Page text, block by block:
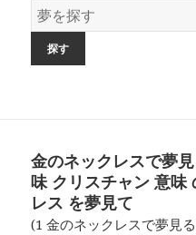
夢
の
金のネックレスで夢
味 クリスチャン 意味
レス を夢見て
(1 金のネックレスで夢見